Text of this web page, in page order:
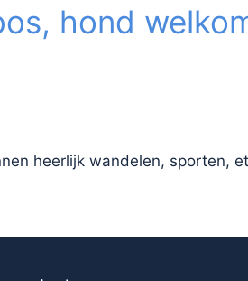
hond
heerlijk wandelen, sporten,